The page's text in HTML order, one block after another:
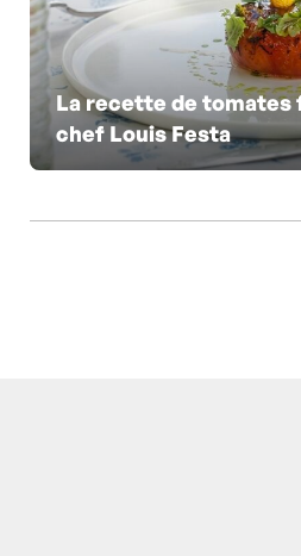
La recette de tomates
chef Louis Festa